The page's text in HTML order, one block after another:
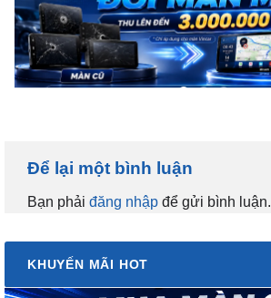
Để lại một bình luận
Bạn phải đăng nhập để gửi bình luận.
KHUYẾN MÃI HOT